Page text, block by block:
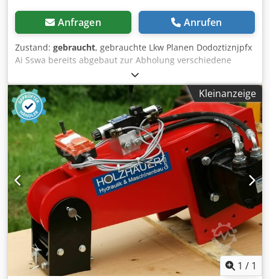
Anfragen Anrufen
Zustand: gebraucht, gebrauchte Lkw Planen Dodoztiznjpfx
Ai Sswa bereits abgebaut zur Abholung verschiedene
Größen mehrfach am Lager ##### BITTE ANRUFEN - KEINE
EMAIL ! ##### NUR ABHOLUNG MIT TERMIN MÖGLICH !
#####
Kleinanzeige
1 / 1